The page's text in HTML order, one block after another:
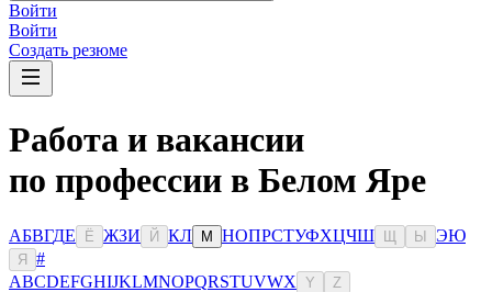
Войти
Войти
Создать резюме
Работа и вакансии
по профессии в Белом Яре
АБВГДЕ Ё ЖЗИ Й КЛ М НОПРСТУФХЦЧШ Ы ЭЮ
Я
#
ABCDEFGHIJKLMNOPQRSTUVWX Y Z